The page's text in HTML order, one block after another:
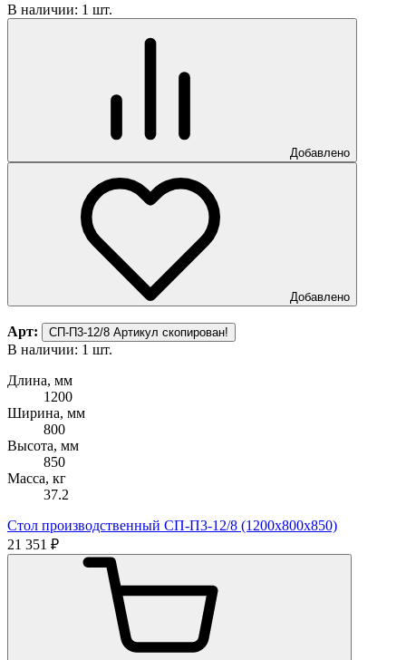
В наличии: 1 шт.
Добавлено
Добавлено
Арт: СП-П3-12/8 Артикул скопирован!
В наличии: 1 шт.
Длина, мм
1200
Ширина, мм
800
Высота, мм
850
Масса, кг
37.2
Стол производственный СП-П3-12/8 (1200х800х850)
21 351 ₽